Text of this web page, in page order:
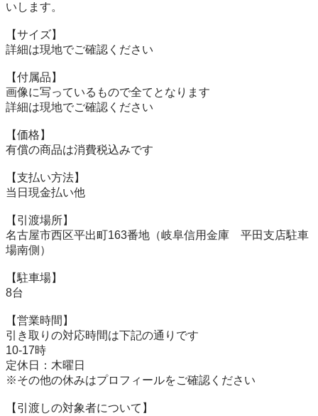
いします。
【サイズ】
詳細は現地でご確認ください
【付属品】
画像に写っているもので全てとなります
詳細は現地でご確認ください
【価格】
有償の商品は消費税込みです
【⽀払い⽅法】
当⽇現⾦払い他
【引渡場所】
名古屋市西区平出町163番地（岐阜信用金庫　平田支店駐車
場南側）
【駐⾞場】
8台
【営業時間】
引き取りの対応時間は下記の通りです
10-17時
定休日：木曜日
※その他の休みはプロフィールをご確認ください
【引渡しの対象者について】